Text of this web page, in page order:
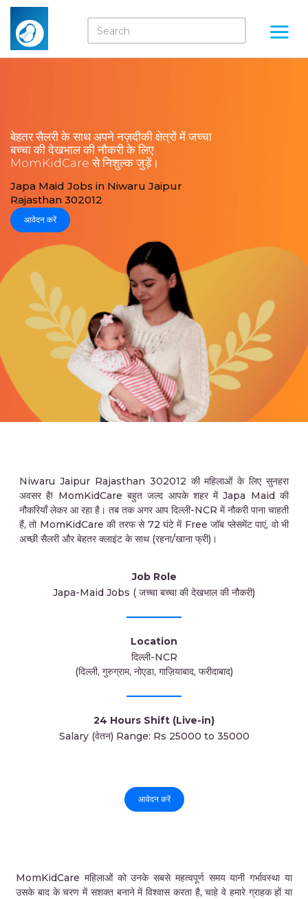
बेहतर सैलरी के साथ अपने नज़दीकी क्षेत्रों में जच्चा
बच्चा की देखभाल की नौकरी के लिए
MomKidCare से निशुल्क जुड़ें।
Japa Maid Jobs in Niwaru Jaipur
Rajasthan 302012
आवेदन करें
Niwaru Jaipur Rajasthan 302012 की महिलाओं के लिए सुनहरा
अवसर है! MomKidCare बहुत जल्द आपके शहर में Japa Maid की
नौकरियाँ लेकर आ रहा है। तब तक अगर आप दिल्ली-NCR में नौकरी पाना चाहती
हैं, तो MomKidCare की तरफ से 72 घंटे में Free जॉब प्लेसमेंट पाएं, वो भी
अच्छी सैलरी और बेहतर क्लाइंट के साथ (रहना/खाना फ्री)।
Job Role
Japa-Maid Jobs ( जच्चा बच्चा की देखभाल की नौकरी)
Location
दिल्ली-NCR
(दिल्ली, गुरुग्राम, नोएडा, गाज़ियाबाद, फरीदाबाद)
24 Hours Shift (Live-in)
Salary (वेतन) Range: Rs 25000 to 35000
आवेदन करें
MomKidCare महिलाओं को उनके सबसे महत्वपूर्ण समय यानी गर्भावस्था या
उसके बाद के चरण में सशक्त बनाने में विश्वास करता है, चाहे वे हमारे ग्राहक हों या